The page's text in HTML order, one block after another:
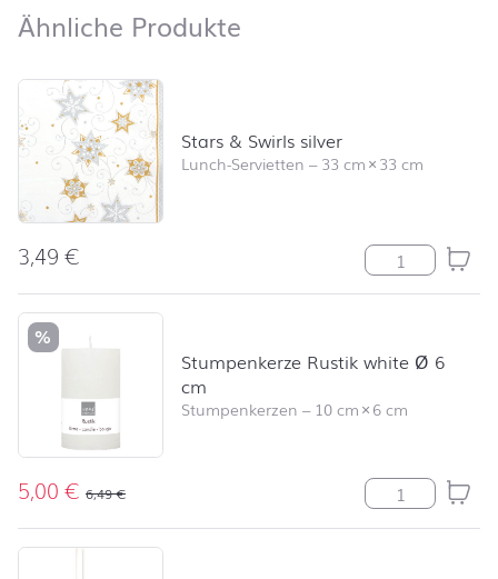
Ähnliche Produkte
Produktliste überspringen und zum Filter springen
Stars & Swirls silver
Lunch-Servietten –33 cm×33 cm
3,49€ Stars & Swirls
%
Stumpenkerze Rustik white Ø 6
cm
Stumpenkerzen – 10 cm×6 cm
5,00€ 6,49€ Stumpenkerze